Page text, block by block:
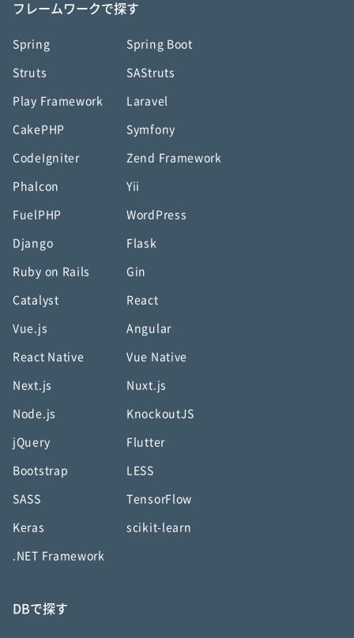
フレームワークで探す
Spring Spring Boot
Struts SAStruts
Play Framework Laravel
CakePHP Symfony
CodeIgniter Zend Framework
Phalcon Yii
FuelPHP WordPress
Django Flask
Ruby on Rails Gin
Catalyst React
Vue.js Angular
React Native Vue Native
Next.js Nuxt.js
Node.js KnockoutJS
jQuery Flutter
Bootstrap LESS
SASS TensorFlow
Keras scikit-learn
.NET Framework
DBで探す